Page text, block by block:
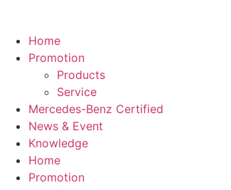
Home
Promotion
Products
Service
Mercedes-Benz Certified
News & Event
Knowledge
Home
Promotion